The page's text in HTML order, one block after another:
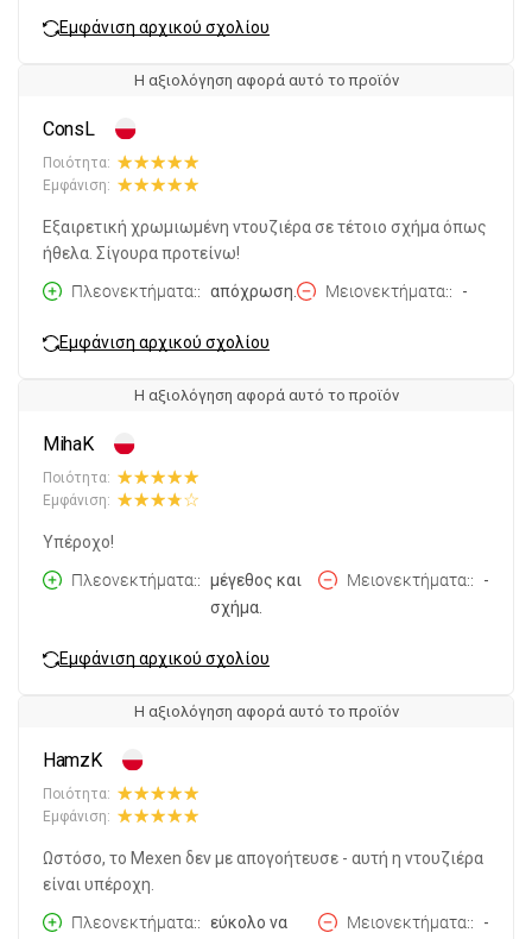
Εμφάνιση αρχικού σχολίου
Η αξιολόγηση αφορά αυτό το προϊόν
ConsL
Ποιότητα:
Εμφάνιση:
Εξαιρετική χρωμιωμένη ντουζιέρα σε τέτοιο σχήμα όπως
ήθελα. Σίγουρα προτείνω!
Πλεονεκτήματα:
απόχρωση. Μειονεκτήματα: -
Εμφάνιση αρχικού σχολίου
Η αξιολόγηση αφορά αυτό το προϊόν
MihaK
Ποιότητα:
Εμφάνιση:
Υπέροχο!
Πλεονεκτήματα:
μέγεθος και
σχήμα.
Μειονεκτήματα: -
Εμφάνιση αρχικού σχολίου
Η αξιολόγηση αφορά αυτό το προϊόν
HamzK
Ποιότητα:
Εμφάνιση:
Ωστόσο, το Mexen δεν με απογοήτευσε - αυτή η ντουζιέρα
είναι υπέροχη.
Πλεονεκτήματα:
εύκολο να
Μειονεκτήματα: -